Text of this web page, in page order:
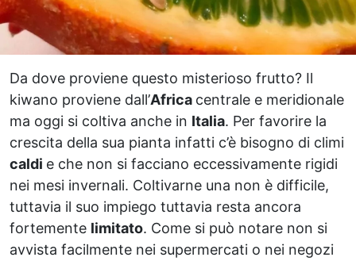
Da dove proviene questo misterioso frutto? Il
kiwano proviene dall’Africa centrale e meridionale
ma oggi si coltiva anche in Italia. Per favorire la
crescita della sua pianta infatti c’è bisogno di climi
caldi e che non si facciano eccessivamente rigidi
nei mesi invernali. Coltivarne una non è difficile,
tuttavia il suo impiego tuttavia resta ancora
fortemente limitato. Come si può notare non si
avvista facilmente nei supermercati o nei negozi